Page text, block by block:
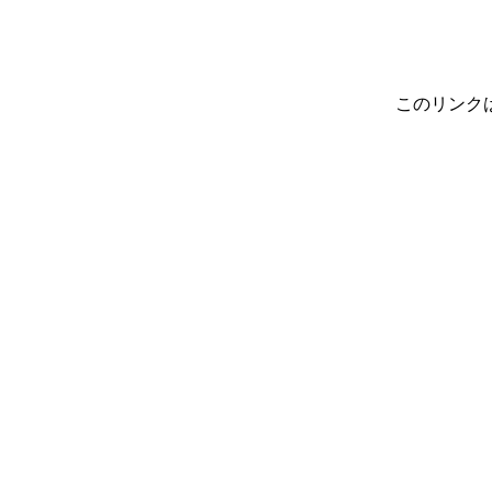
このリンク